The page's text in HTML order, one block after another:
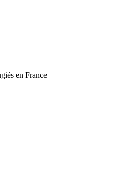
en France